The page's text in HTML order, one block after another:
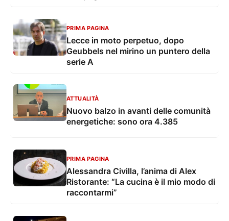
PRIMA PAGINA
Lecce in moto perpetuo, dopo
Geubbels nel mirino un puntero della
serie A
ATTUALITÀ
Nuovo balzo in avanti delle comunità
energetiche: sono ora 4.385
PRIMA PAGINA
Alessandra Civilla, l’anima di Alex
Ristorante: “La cucina è il mio modo di
raccontarmi”